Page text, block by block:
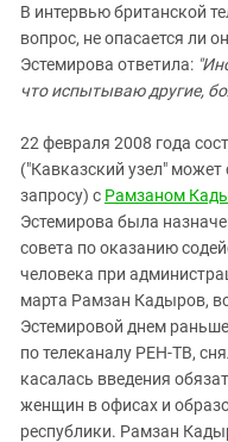
В интервью британской
вопрос, не опасается ли
Эстемирова ответила:
что испытываю другие,
22 февраля 2008 года
("Кавказский узел"
запросу) с Рамзаном
Эстемирова была
совета по оказанию
человека при
марта Рамзан Кадыров,
Эстемировой днем
по телеканалу РЕН-ТВ,
касалась введения
женщин в офисах и
республики. Рамзан